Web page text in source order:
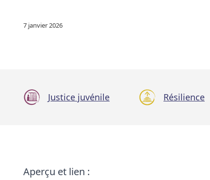
7 janvier 2026
Justice juvénile Résilience
Aperçu et lien :